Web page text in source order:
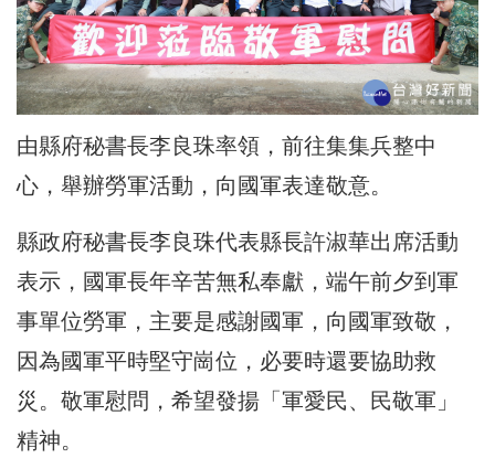
由縣府秘書長李良珠率領，前往集集兵整中
心，舉辦勞軍活動，向國軍表達敬意。
縣政府秘書長李良珠代表縣長許淑華出席活動
表示，國軍長年辛苦無私奉獻，端午前夕到軍
事單位勞軍，主要是感謝國軍，向國軍致敬，
因為國軍平時堅守崗位，必要時還要協助救
災。敬軍慰問，希望發揚「軍愛民、民敬軍」
精神。